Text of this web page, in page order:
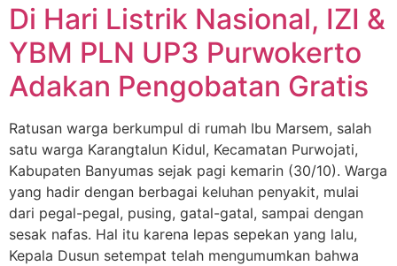
Di Hari Listrik Nasional, IZI &
YBM PLN UP3 Purwokerto
Adakan Pengobatan Gratis
Ratusan warga berkumpul di rumah Ibu Marsem, salah
satu warga Karangtalun Kidul, Kecamatan Purwojati,
Kabupaten Banyumas sejak pagi kemarin (30/10). Warga
yang hadir dengan berbagai keluhan penyakit, mulai
dari pegal-pegal, pusing, gatal-gatal, sampai dengan
sesak nafas. Hal itu karena lepas sepekan yang lalu,
Kepala Dusun setempat telah mengumumkan bahwa